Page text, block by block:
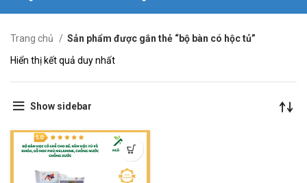
Trang chủ
Sản phẩm được gắn thẻ “bộ bàn có hộc tủ”
Hiển thị kết quả duy nhất
Show sidebar